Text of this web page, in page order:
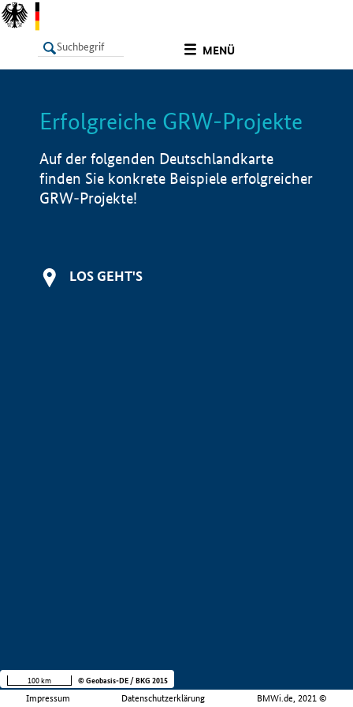
MENÜ
LISTE Info
Erfolgreiche GRW-Projekte
Auf der folgenden Deutschlandkarte
finden Sie konkrete Beispiele erfolgreicher
GRW-Projekte!
LOS GEHT'S
Impressum Datenschutzerklärung BMWi.de, 2021 ©
100 km © Geobasis-DE / BKG 2015